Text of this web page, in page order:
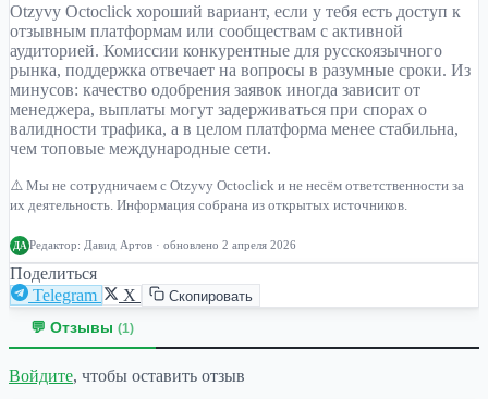
Otzyvy Octoclick хороший вариант, если у тебя есть доступ к
отзывным платформам или сообществам с активной
аудиторией. Комиссии конкурентные для русскоязычного
рынка, поддержка отвечает на вопросы в разумные сроки. Из
минусов: качество одобрения заявок иногда зависит от
менеджера, выплаты могут задерживаться при спорах о
валидности трафика, а в целом платформа менее стабильна,
чем топовые международные сети.
⚠️ Мы не сотрудничаем с Otzyvy Octoclick и не несём ответственности за
их деятельность. Информация собрана из открытых источников.
ДА Редактор: Давид Артов · обновлено 2 апреля 2026
Поделиться
Telegram
X Скопировать
💬 Отзывы (1)
Войдите, чтобы оставить отзыв